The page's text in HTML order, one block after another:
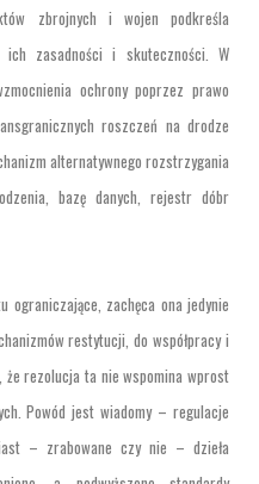
zbrojnych i wojen podkreśla
ich zasadności i skuteczności. W
ochrony poprzez prawo
roszczeń na drodze
alternatywnego rozstrzygania
bazę danych, rejestr dóbr
ograniczające, zachęca ona jedynie
restytucji, do współpracy i
rezolucja ta nie wspomina wprost
Powód jest wiadomy – regulacje
– zrabowane czy nie – dzieła